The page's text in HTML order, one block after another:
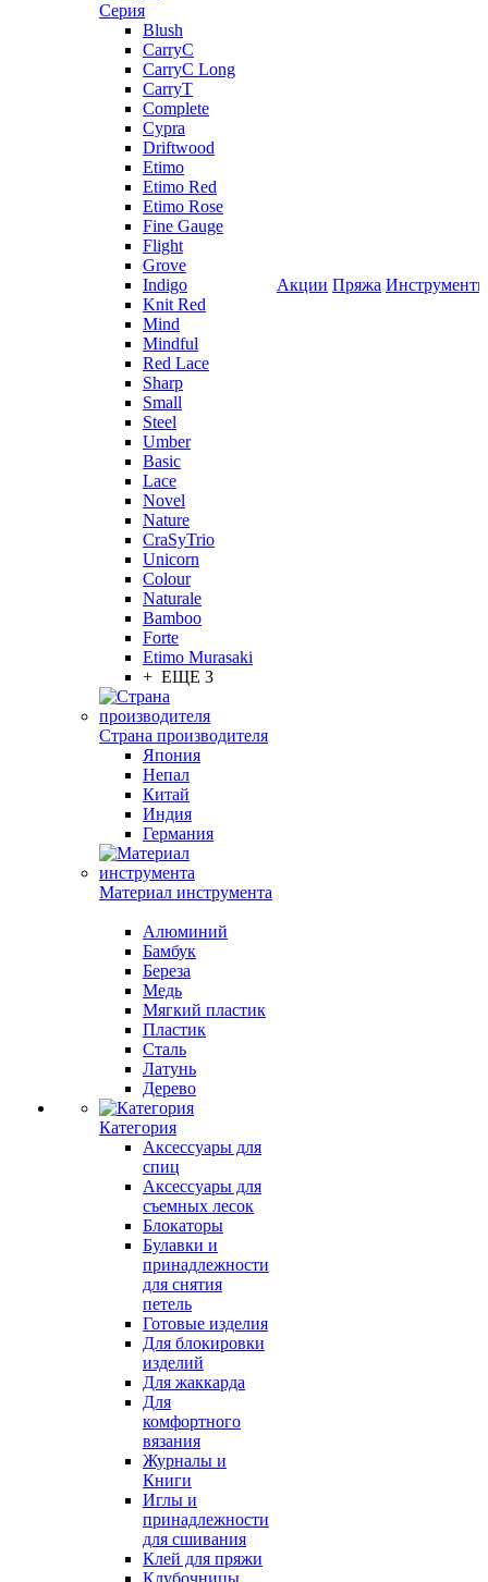
Серия
Blush
CarryC
CarryC Long
CarryT
Complete
Cypra
Driftwood
Etimo
Etimo Red
Etimo Rose
Fine Gauge
Flight
Grove
Indigo
Knit Red
Mind
Mindful
Red Lace
Sharp
Small
Steel
Umber
Basic
Lace
Novel
Nature
CraSyTrio
Unicorn
Colour
Naturale
Bamboo
Forte
Etimo Murasaki
+ ЕЩЕ 3
Страна производителя
Япония
Непал
Китай
Индия
Германия
Материал инструмента
Алюминий
Бамбук
Береза
Медь
Мягкий пластик
Пластик
Сталь
Латунь
Дерево
Категория
Аксессуары для
спиц
Аксессуары для
съемных лесок
Блокаторы
Булавки и
принадлежности
для снятия
петель
Готовые изделия
Для блокировки
изделий
Для жаккарда
Для
комфортного
вязания
Журналы и
Книги
Иглы и
принадлежности
для сшивания
Клей для пряжи
Клубочницы
Акции Пряжа Инструменты